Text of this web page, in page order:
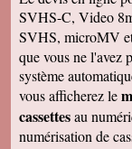
J'ai bien
Merci
Cécile B.
J'ai bien
vous
SVHS-C, Video
SVHS, microMV
que vous ne l'avez
système
vous afficherez le
cassettesau
numérisation de